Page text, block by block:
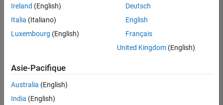
recherche
ou
afficher
l’ensemble
d'emploi.
malgré
tout
Ireland (English)
Italia (Italiano)
Luxembourg (English)
Deutsch
English
Français
United Kingdom(English)
Asie-Pacifique
Australia (English)
India (English)